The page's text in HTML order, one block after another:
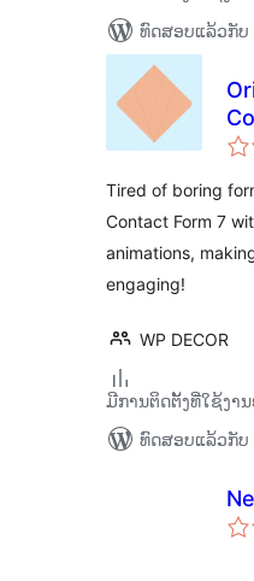
ທົດສອບແລ້ວກັບ
Tired of boring
Contact Form 7
animations,
engaging!
WP DECOR
ມີການຕິດຕັ້ງທີ່ໃຊ້ງາ
ທົດສອບແລ້ວກັບ